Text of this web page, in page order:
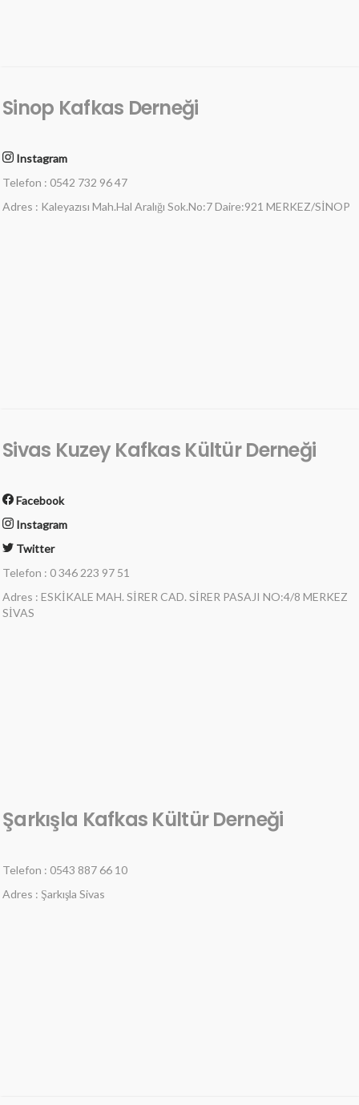
Sinop Kafkas Derneği
Instagram
Telefon : 0542 732 96 47
Adres : Kaleyazısı Mah.Hal Aralığı Sok.No:7 Daire:921 MERKEZ/SİNOP
Sivas Kuzey Kafkas Kültür Derneği
Facebook
Instagram
Twitter
Telefon : 0 346 223 97 51
Adres : ESKİKALE MAH. SİRER CAD. SİRER PASAJI NO:4/8 MERKEZ
SİVAS
Şarkışla Kafkas Kültür Derneği
Telefon : 0543 887 66 10
Adres : Şarkışla Sivas